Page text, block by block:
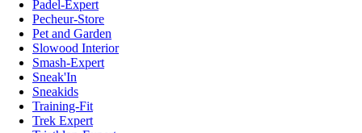
Padel-Expert
Pecheur-Store
Pet and Garden
Slowood Interior
Smash-Expert
Sneak'In
Sneakids
Training-Fit
Trek Expert